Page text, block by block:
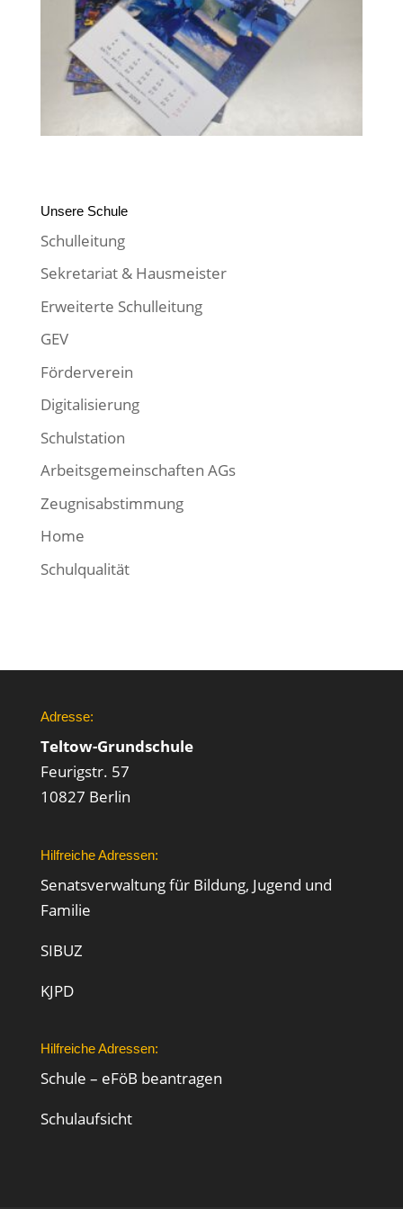
Unsere Schule
Schulleitung
Sekretariat & Hausmeister
Erweiterte Schulleitung
GEV
Förderverein
Digitalisierung
Schulstation
Arbeitsgemeinschaften AGs
Zeugnisabstimmung
Home
Schulqualität
Adresse:
Teltow-Grundschule
Feurigstr. 57
10827 Berlin
Hilfreiche Adressen:
Senatsverwaltung für Bildung, Jugend und
Familie
SIBUZ
KJPD
Hilfreiche Adressen:
Schule – eFöB beantragen
Schulaufsicht